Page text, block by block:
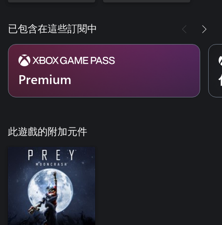
已包含在這些訂閱中
Premium
此遊戲的附加元件